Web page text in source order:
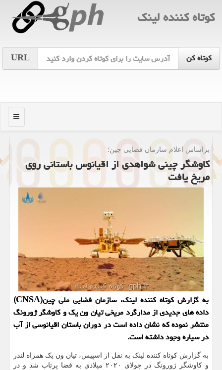
كوتاه كننده لینك
URL
منو
براساس اعلام سازمان فضایی چین؛
کاوشگر چینی شواهدی از اقیانوس باستانی روی
مریخ یافت
به گزارش کوتاه کننده لینک، سازمان فضایی ملی چین(CNSA)
داده های جدیدی از مدارگرد مریخی تیان ون یک و کاوشگر ژورونگ
منتشر نموده که نشان داده است در دوران باستان اقیانوسی از آب
در سیاره وجود داشته است.
به گزارش کوتاه کننده لینک به نقل از اسپیس، تیان ون یک همراه لندر
و کاوشگر ژورونگ در جولای ۲۰۲۰ میلادی به فضا پرتاب شد و در